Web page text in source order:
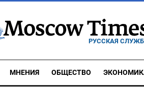
РУССКАЯ
МНЕНИЯ ОБЩЕСТВО